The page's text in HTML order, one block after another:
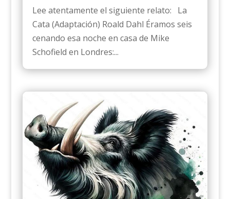
Lee atentamente el siguiente relato: La
Cata (Adaptación) Roald Dahl Éramos seis
cenando esa noche en casa de Mike
Schofield en Londres:...